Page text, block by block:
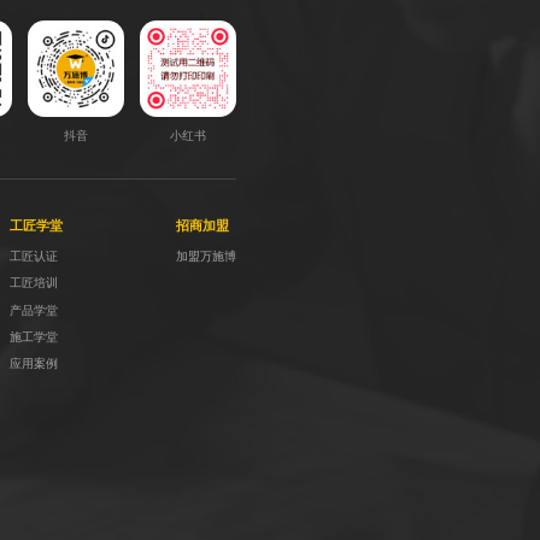
抖音 小红书
工匠学堂
工匠认证
工匠培训
产品学堂
施工学堂
应用案例
招商加盟
加盟万施博